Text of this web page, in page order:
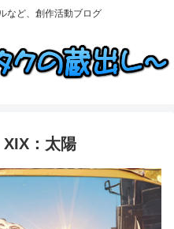
など、創作活動ブログ
：太陽